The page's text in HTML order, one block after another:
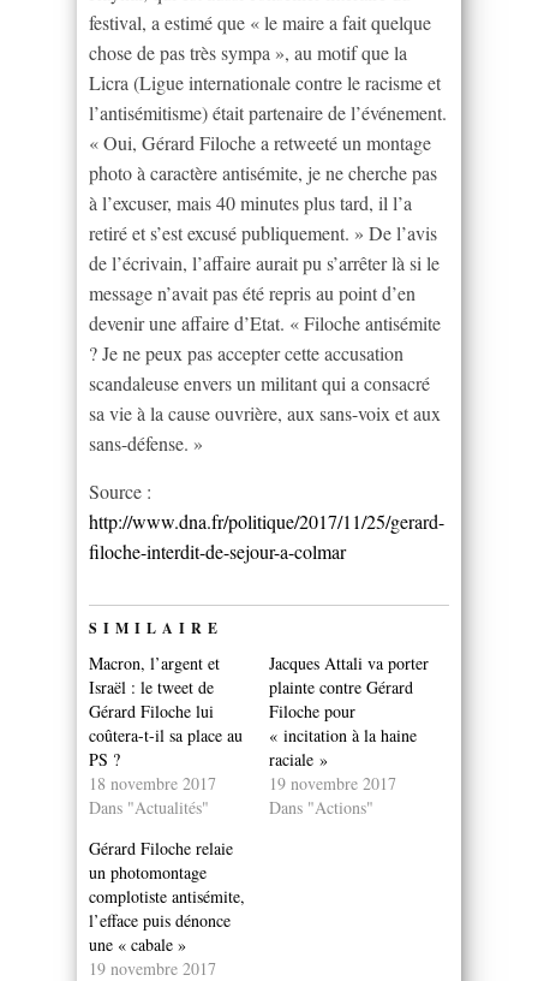
festival, a estimé que « le maire a fait quelque
chose de pas très sympa », au motif que la
Licra (Ligue internationale contre le racisme et
l’antisémitisme) était partenaire de l’événement.
« Oui, Gérard Filoche a retweeté un montage
photo à caractère antisémite, je ne cherche pas
à l’excuser, mais 40 minutes plus tard, il l’a
retiré et s’est excusé publiquement. » De l’avis
de l’écrivain, l’affaire aurait pu s’arrêter là si le
message n’avait pas été repris au point d’en
devenir une affaire d’Etat. « Filoche antisémite
? Je ne peux pas accepter cette accusation
scandaleuse envers un militant qui a consacré
sa vie à la cause ouvrière, aux sans-voix et aux
sans-défense. »
Source :
http://www.dna.fr/politique/2017/11/25/gerard-
filoche-interdit-de-sejour-a-colmar
SIMILAIRE
Macron, l’argent et
Israël : le tweet de
Gérard Filoche lui
coûtera-t-il sa place au
PS ?
18 novembre 2017
Dans "Actualités"
Jacques Attali va porter
plainte contre Gérard
Filoche pour
« incitation à la haine
raciale »
19 novembre 2017
Dans "Actions"
Gérard Filoche relaie
un photomontage
complotiste antisémite,
l’efface puis dénonce
une « cabale »
19 novembre 2017